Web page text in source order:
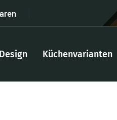
Küchenvarianten